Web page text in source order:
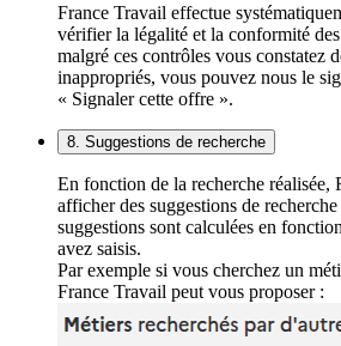
France Travail effectue
vérifier la légalité et la conformité
malgré ces contrôles vous constatez
inappropriés, vous pouvez nous le
« Signaler cette offre ».
8. Suggestions de recherche
En fonction de la recherche réalisée,
afficher des suggestions de
suggestions sont calculées en
avez saisis.
Par exemple si vous cherchez un
France Travail peut vous proposer :